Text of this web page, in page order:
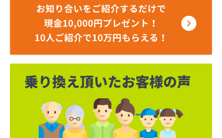
ニイミ産業株式会社 本部・ホームガス
ニイミ産業株式会社 ホームガス 名古屋西営業所
ニイミ産業株式会社 尾張旭営業所
ハタスビルダー株式会社 リボンガス
ひまわり農協 燃料課・プロパンガス
フジオートステーション
フジヨシ商店
フルタ鹿乗店
ます角商店
マルタケ株式会社
マルト尾関商店